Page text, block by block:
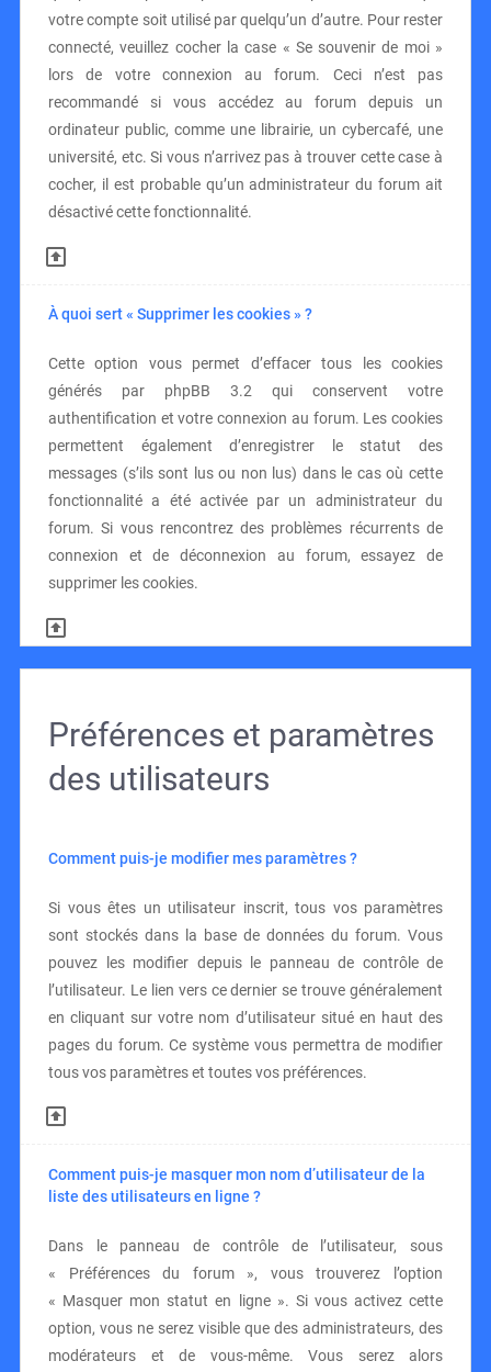
votre compte soit utilisé par quelqu’un d’autre. Pour rester
connecté, veuillez cocher la case « Se souvenir de moi »
lors de votre connexion au forum. Ceci n’est pas
recommandé si vous accédez au forum depuis un
ordinateur public, comme une librairie, un cybercafé, une
université, etc. Si vous n’arrivez pas à trouver cette case à
cocher, il est probable qu’un administrateur du forum ait
désactivé cette fonctionnalité.
À quoi sert « Supprimer les cookies » ?
Cette option vous permet d’effacer tous les cookies
générés par phpBB 3.2 qui conservent votre
authentification et votre connexion au forum. Les cookies
permettent également d’enregistrer le statut des
messages (s’ils sont lus ou non lus) dans le cas où cette
fonctionnalité a été activée par un administrateur du
forum. Si vous rencontrez des problèmes récurrents de
connexion et de déconnexion au forum, essayez de
supprimer les cookies.
Préférences et paramètres
des utilisateurs
Comment puis-je modifier mes paramètres ?
Si vous êtes un utilisateur inscrit, tous vos paramètres
sont stockés dans la base de données du forum. Vous
pouvez les modifier depuis le panneau de contrôle de
l’utilisateur. Le lien vers ce dernier se trouve généralement
en cliquant sur votre nom d’utilisateur situé en haut des
pages du forum. Ce système vous permettra de modifier
tous vos paramètres et toutes vos préférences.
Comment puis-je masquer mon nom d’utilisateur de la
liste des utilisateurs en ligne ?
Dans le panneau de contrôle de l’utilisateur, sous
« Préférences du forum », vous trouverez l’option
« Masquer mon statut en ligne ». Si vous activez cette
option, vous ne serez visible que des administrateurs, des
modérateurs et de vous-même. Vous serez alors